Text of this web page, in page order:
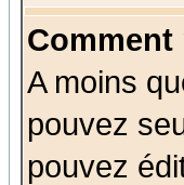
A moins
pouvez
pouvez